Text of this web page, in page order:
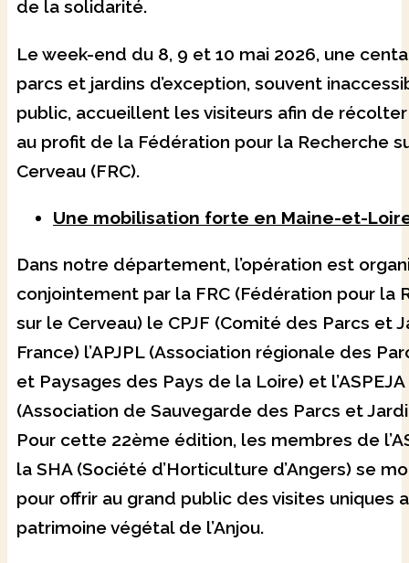
de la solidarité.
Le week-end du 8, 9 et 10 mai 2026, une
parcs et jardins d’exception, souvent
public, accueillent les visiteurs afin de
au profit de la Fédération pour la Recherche
Cerveau (FRC).
Une mobilisation forte en Maine-et-
Dans notre département, l’opération est
conjointement par la FRC (Fédération pour la
sur le Cerveau) le CPJF (Comité des Parcs et
France) l’APJPL (Association régionale des
et Paysages des Pays de la Loire) et l’ASPEJA
(Association de Sauvegarde des Parcs et
Pour cette 22ème édition, les membres de
la SHA (Société d’Horticulture d’Angers) se
pour offrir au grand public des visites uniques
patrimoine végétal de l’Anjou.